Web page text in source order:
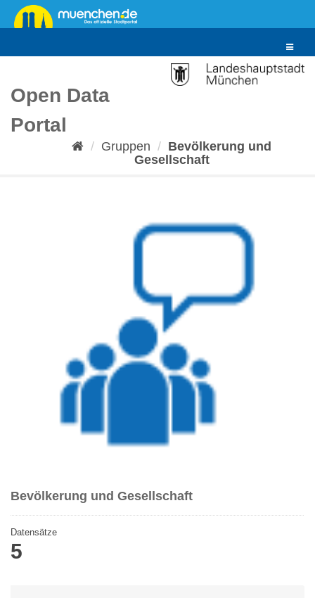
Überspringen
zum
Toggle
Open Data
Portal
Gruppen
Bevölkerung und
Gesellschaft
Bevölkerung und Gesellschaft
Datensätze
5